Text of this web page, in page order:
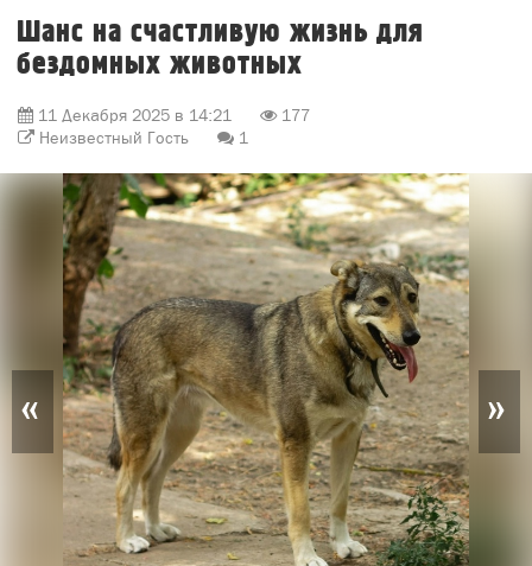
Шанс на счастливую жизнь для
бездомных животных
11 Декабря 2025 в 14:21
177
Неизвестный Гость
1
« »